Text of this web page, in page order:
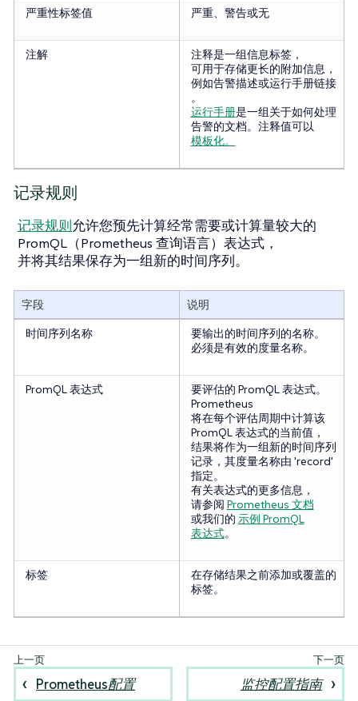
严重性标签值 严重、警告或无
注解
注释是一组信息标签，
可用于存储更长的附加信息，
例如告警描述或运行手册链接
。
运行手册是一组关于如何处理
告警的文档。注释值可以
模板化。
记录规则
记录规则允许您预先计算经常需要或计算量较大的
PromQL（Prometheus 查询语言）表达式，
并将其结果保存为一组新的时间序列。
字段
说明
时间序列名称
要输出的时间序列的名称。
必须是有效的度量名称。
PromQL 表达式
要评估的 PromQL 表达式。
Prometheus
将在每个评估周期中计算该
PromQL 表达式的当前值，
结果将作为一组新的时间序列
记录，其度量名称由 'record'
指定。
有关表达式的更多信息，
请参阅 Prometheus 文档
或我们的 示例 PromQL
表达式。
标签
在存储结果之前添加或覆盖的
标签。
Prometheus配置 监控配置指南